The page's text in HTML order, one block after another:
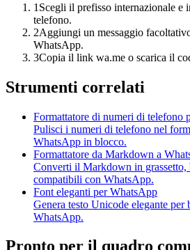
1 Scegli il prefisso internazionale e
telefono.
2Aggiungi un messaggio
WhatsApp.
3Copia il link wa.me o scarica il
Strumenti correlati
Formattatore di numeri di telefono
Pulisci i numeri di telefono nel
WhatsApp in blocco.
Formattatore da Markdown a
Converti il Markdown in grassetto,
compatibili con WhatsApp.
Font eleganti per WhatsApp
Genera testo Unicode elegante per
WhatsApp.
Pronto per il quadro